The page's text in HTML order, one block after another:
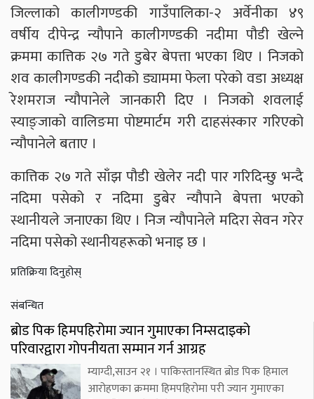
जिल्लाको कालीगण्डकी गाउँपालिका-२ अर्वेनीका ४९
वर्षीय दीपेन्द्र न्यौपाने कालीगण्डकी नदीमा पौडी खेल्ने
क्रममा कात्तिक २७ गते डुबेर बेपत्ता भएका थिए । निजको
शव कालीगण्डकी नदीको ड्याममा फेला परेको वडा अध्यक्ष
रेशमराज न्यौपानेले जानकारी दिए । निजको शवलाई
स्याङ्जाको वालिङमा पोष्टमार्टम गरी दाहसंस्कार गरिएको
न्यौपानेले बताए ।
कात्तिक २७ गते साँझ पौडी खेलेर नदी पार गरिदिन्छु भन्दै
नदिमा पसेको र नदिमा डुबेर न्यौपाने बेपत्ता भएको
स्थानीयले जनाएका थिए । निज न्यौपानेले मदिरा सेवन गरेर
नदिमा पसेको स्थानीयहरूको भनाइ छ ।
प्रतिक्रिया दिनुहोस्
संबन्धित
ब्रोड पिक हिमपहिरोमा ज्यान गुमाएका निम्सदाइको
परिवारद्वारा गोपनीयता सम्मान गर्न आग्रह
म्याग्दी,साउन २१ । पाकिस्तानस्थित ब्रोड पिक हिमाल
आरोहणका क्रममा हिमपहिरोमा परी ज्यान गुमाएका